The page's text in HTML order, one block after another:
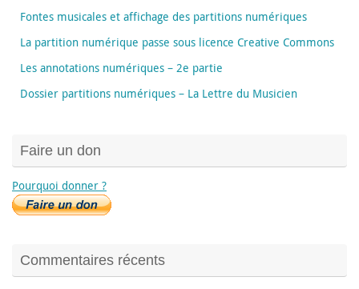
Fontes musicales et affichage des partitions numériques
La partition numérique passe sous licence Creative Commons
Les annotations numériques – 2e partie
Dossier partitions numériques – La Lettre du Musicien
Faire un don
Pourquoi donner ?
Commentaires récents